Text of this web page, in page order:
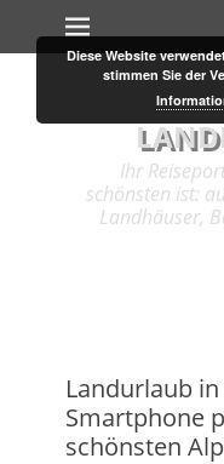
Skip
to
content
Primary Menu
Ihr
schönsten ist:
Landhäuser,
Landurlaub
Smartphone
schönsten
Diese Website
stimmen Sie der